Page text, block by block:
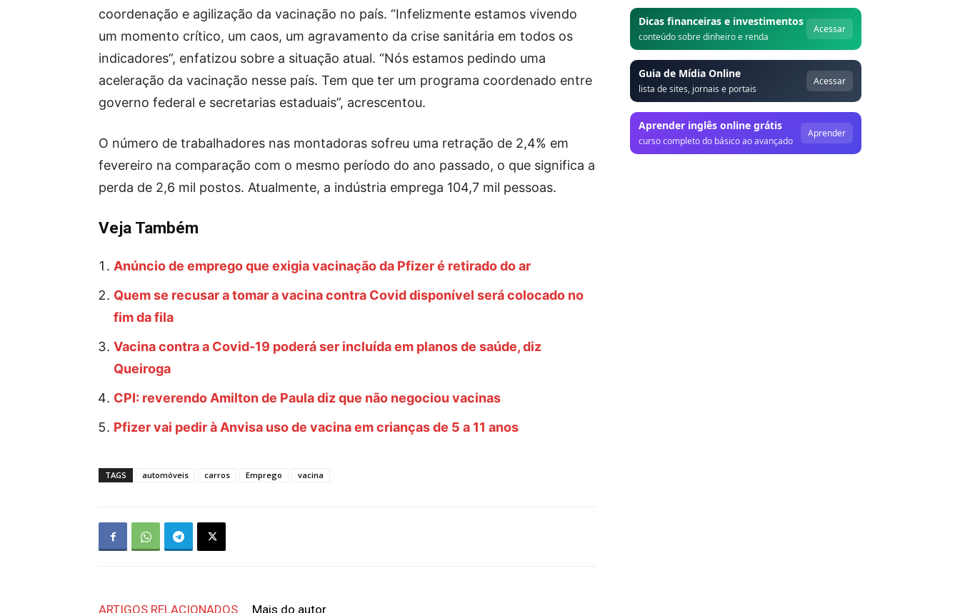
coordenação e agilização da vacinação no país. “Infelizmente estamos vivendo
um momento crítico, um caos, um agravamento da crise sanitária em todos os
indicadores”, enfatizou sobre a situação atual. “Nós estamos pedindo uma
aceleração da vacinação nesse país. Tem que ter um programa coordenado entre
governo federal e secretarias estaduais”, acrescentou.
O número de trabalhadores nas montadoras sofreu uma retração de 2,4% em
fevereiro na comparação com o mesmo período do ano passado, o que significa a
perda de 2,6 mil postos. Atualmente, a indústria emprega 104,7 mil pessoas.
Veja Também
Anúncio de emprego que exigia vacinação da Pfizer é retirado do ar
Quem se recusar a tomar a vacina contra Covid disponível será colocado no
fim da fila
Vacina contra a Covid-19 poderá ser incluída em planos de saúde, diz
Queiroga
CPI: reverendo Amilton de Paula diz que não negociou vacinas
Pfizer vai pedir à Anvisa uso de vacina em crianças de 5 a 11 anos
TAGS automóveis carros Emprego vacina
ARTIGOS RELACIONADOS Mais do autor
Dicas financeiras e investimentos
conteúdo sobre dinheiro e renda
Acessar
Guia de Mídia Online
lista de sites, jornais e portais
Acessar
Aprender inglês online grátis
curso completo do básico ao avançado
Aprender